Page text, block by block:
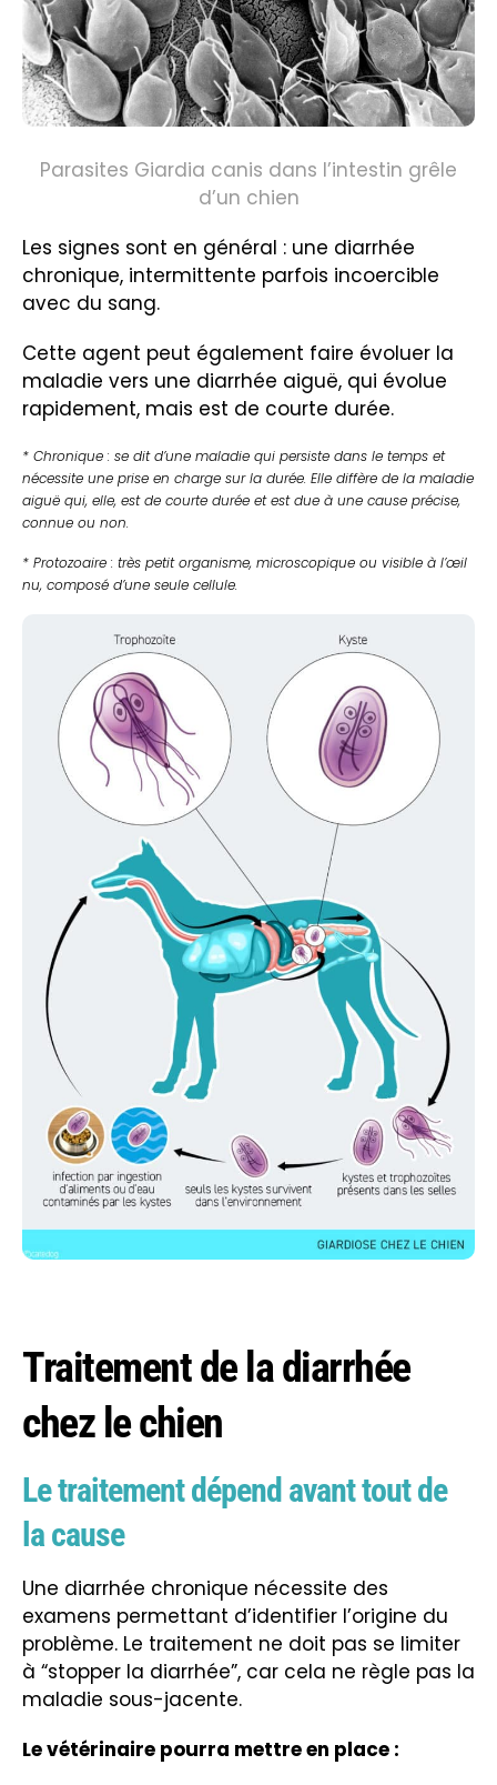
Parasites Giardia canis dans l’intestin grêle
d’un chien
Les signes sont en général : une diarrhée
chronique, intermittente parfois incoercible
avec du sang.
Cette agent peut également faire évoluer la
maladie vers une diarrhée aiguë, qui évolue
rapidement, mais est de courte durée.
* Chronique : se dit d’une maladie qui persiste dans le temps et
nécessite une prise en charge sur la durée. Elle diffère de la maladie
aiguë qui, elle, est de courte durée et est due à une cause précise,
connue ou non.
* Protozoaire : très petit organisme, microscopique ou visible à l’œil
nu, composé d’une seule cellule.
Traitement de la diarrhée
chez le chien
Le traitement dépend avant tout de
la cause
Une diarrhée chronique nécessite des
examens permettant d’identifier l’origine du
problème. Le traitement ne doit pas se limiter
à “stopper la diarrhée”, car cela ne règle pas la
maladie sous-jacente.
Le vétérinaire pourra mettre en place :